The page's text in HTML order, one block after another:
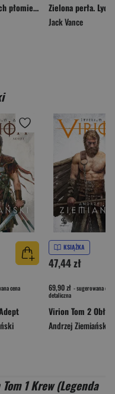
Dwór srebrnych płomieni. Dwór cierni i róż. Tom 5 wyd. 2026
Jack Vance
cena
KSIĄŻKA
47,44 zł
69,90 zł - sugerowana cena
detaliczna
Virion Tom 2
Andrzej Ziemiański
1 Krew (Legenda